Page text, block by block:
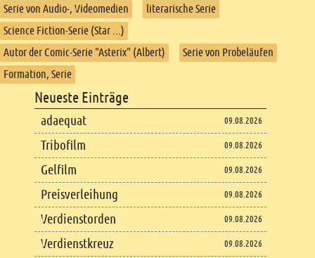
Serie von Audio-, Videomedien
literarische Serie
Science Fiction-Serie (Star ...)
Autor der Comic-Serie "Asterix" (Albert)
Serie von Probeläufen
Formation, Serie
Footer content
Neueste Einträge
adaequat 09.08.2026
Tribofilm 09.08.2026
Gelfilm 09.08.2026
Preisverleihung 09.08.2026
Verdienstorden 09.08.2026
Verdienstkreuz 09.08.2026